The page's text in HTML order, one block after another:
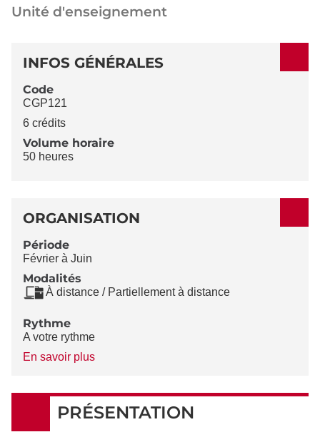
Unité d'enseignement
DÉTAILS
INFOS GÉNÉRALES
Code
CGP121
6 crédits
Volume horaire
50 heures
ORGANISATION
Période
Février à Juin
Modalités
À distance / Partiellement à distance
Rythme
A votre rythme
En savoir plusà
Rythme
PRÉSENTATION